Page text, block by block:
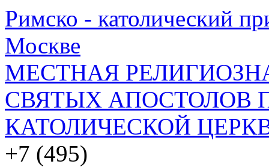
Римско - католический
Москве
МЕСТНАЯ
СВЯТЫХ АПОСТОЛОВ
КАТОЛИЧЕСКОЙ
+7 (495)